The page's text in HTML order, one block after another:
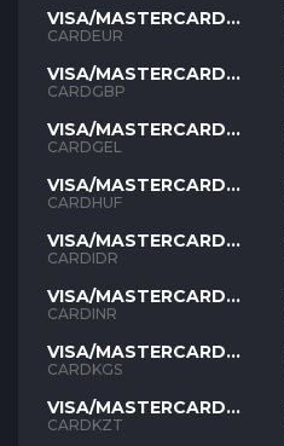
VISA/MASTERCARD
EUR
CARDEUR
VISA/MASTERCARD
GBP
CARDGBP
VISA/MASTERCARD
GEL
CARDGEL
VISA/MASTERCARD
HUF
CARDHUF
VISA/MASTERCARD
IDR
CARDIDR
VISA/MASTERCARD
INR
CARDINR
VISA/MASTERCARD
KGS
CARDKGS
VISA/MASTERCARD
KZT
CARDKZT